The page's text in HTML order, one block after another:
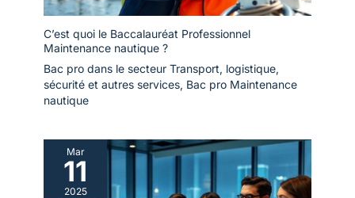
C’est quoi le Baccalauréat Professionnel
Maintenance nautique ?
Bac pro dans le secteur Transport, logistique,
sécurité et autres services, Bac pro Maintenance
nautique
Mar
11
2025